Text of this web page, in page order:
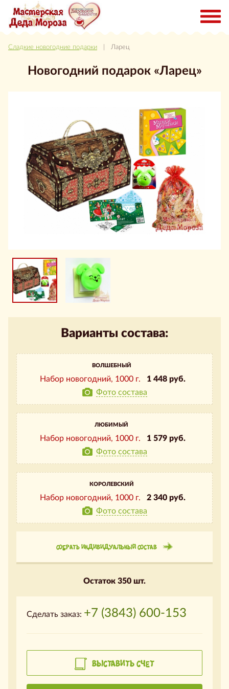
Сладкие новогодние подарки | Ларец
Новогодний подарок «Ларец»
Варианты состава:
ВОЛШЕБНЫЙ
Набор новогодний, 1000 г.
1 448 руб.
Фото состава
ЛЮБИМЫЙ
Набор новогодний, 1000 г.
1 579 руб.
Фото состава
КОРОЛЕВСКИЙ
Набор новогодний, 1000 г.
2 340 руб.
Фото состава
СОБРАТЬ ИНДИВИДУАЛЬНЫЙ СОСТАВ
Остаток 350 шт.
Сделать заказ: +7 (3843) 600-153
ВЫСТАВИТЬ СЧЕТ